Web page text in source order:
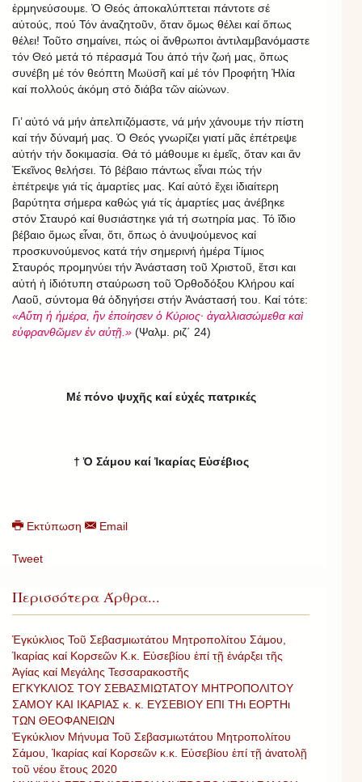
ἑρμηνεύσουμε. Ὁ Θεός ἀποκαλύπτεται πάντοτε σέ
αὐτούς, πού Τόν ἀναζητοῦν, ὅταν ὅμως θέλει καί ὅπως
θέλει! Τοῦτο σημαίνει, πώς οἱ ἄνθρωποι ἀντιλαμβανόμαστε
τόν Θεό μετά τό πέρασμά Του ἀπό τήν ζωή μας, ὅπως
συνέβη μέ τόν θεόπτη Μωϋσῆ καί μέ τόν Προφήτη Ἠλία
καί πολλούς ἀκόμη στό διάβα τῶν αἰώνων.
Γι’ αὐτό νά μήν ἀπελπιζόμαστε, νά μήν χάνουμε τήν πίστη
καί τήν δύναμή μας. Ὁ Θεός γνωρίζει γιατί μᾶς ἐπέτρεψε
αὐτήν τήν δοκιμασία. Θά τό μάθουμε κι ἐμεῖς, ὅταν και ἄν
Ἐκεῖνος θελήσει. Τό βέβαιο πάντως εἶναι πώς τήν
ἐπέτρεψε γιά τίς ἁμαρτίες μας. Καί αὐτό ἔχει ἰδιαίτερη
βαρύτητα σήμερα καθώς γιά τίς ἁμαρτίες μας ἀνέβηκε
στόν Σταυρό καί θυσιάστηκε γιά τή σωτηρία μας. Τό ἴδιο
βέβαιο ὅμως εἶναι, ὅτι, ὅπως ὁ ἀνυψούμενος καί
προσκυνούμενος κατά τήν σημερινή ἡμέρα Τίμιος
Σταυρός προμηνύει τήν Ἀνάσταση τοῦ Χριστοῦ, ἔτσι και
αὐτή ἡ ἰδιότυπη σταύρωση τοῦ Ὀρθοδόξου Κλήρου καί
Λαοῦ, σύντομα θά ὁδηγήσει στήν Ἀνάστασή του. Καί τότε:
«Αὕτη ἡ ἡμέρα, ἣν ἐποίησεν ὁ Κύριος· ἀγαλλιασώμεθα καὶ
εὐφρανθῶμεν ἐν αὐτῇ.» (Ψαλμ. ριζ΄ 24)
Μέ πόνο ψυχῆς καί εὐχές πατρικές
†Ὁ Σάμου καί Ἰκαρίας Εὐσέβιος
Εκτύπωση Email
Tweet
Περισσότερα Άρθρα...
Ἐγκύκλιος Τοῦ Σεβασμιωτάτου Μητροπολίτου Σάμου,
Ἰκαρίας καί Κορσεῶν Κ.κ. Εὐσεβίου ἐπί τῇ ἐνάρξει τῆς
Ἁγίας καί Μεγάλης Τεσσαρακοστῆς
ΕΓΚΥΚΛΙΟΣ ΤΟΥ ΣΕΒΑΣΜΙΩΤΑΤΟΥ ΜΗΤΡΟΠΟΛΙΤΟΥ
ΣΑΜΟΥ ΚΑΙ ΙΚΑΡΙΑΣ κ. κ. ΕΥΣΕΒΙΟΥ ΕΠΙ ΤΗι ΕΟΡΤΗι
ΤΩΝ ΘΕΟΦΑΝΕΙΩΝ
Ἐγκύκλιον Μήνυμα Τοῦ Σεβασμιωτάτου Μητροπολίτου
Σάμου, Ἰκαρίας καί Κορσεῶν κ.κ. Εὐσεβίου ἐπί τῇ ἀνατολῇ
τοῦ νέου ἔτους 2020